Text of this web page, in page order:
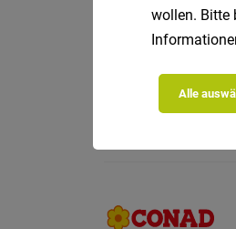
wollen. Bitte
Alle